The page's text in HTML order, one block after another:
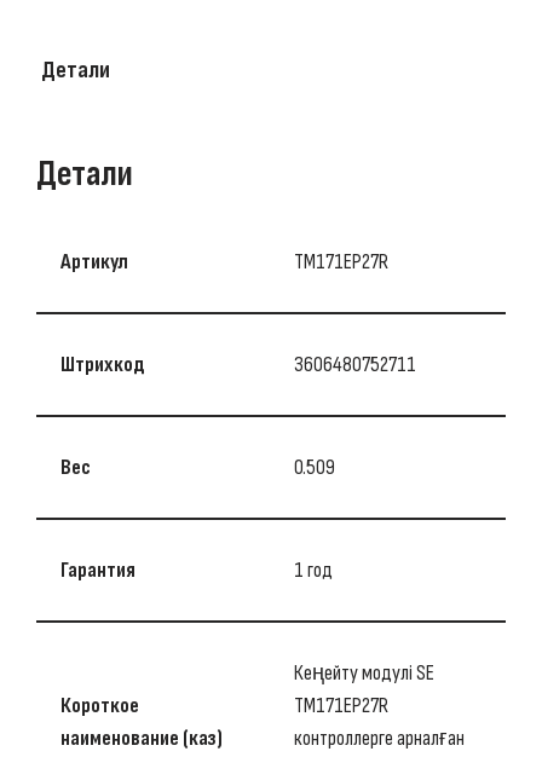
Детали
Детали
Артикул TM171EP27R
Штрихкод 3606480752711
Вес 0.509
Гарантия 1 год
Короткое
наименование (каз)
Кеңейту модулі SE
TM171EP27R
контроллерге арналған